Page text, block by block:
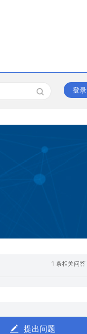
登录
1 条相关问答
提出问题